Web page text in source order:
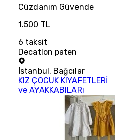
Cüzdanım Güvende
1.500 TL
6 taksit
Decatlon paten
İstanbul, Bağcılar
KIZ ÇOCUK KIYAFETLERİ
ve AYAKKABILARı